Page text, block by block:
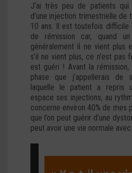
J’ai très peu de patients qui
d’une injection trimestrielle de
10 ans. Il est toutefois difficile
de rémission car, quand
généralement il ne vient plus
s’il ne vient plus, ce n’est pas
est guéri ! Avant la
phase que j’appellerais de
laquelle le patient a repris
espace ses injections, au
concerne environ 40% de mes
que l’on peut guérir d’une
peut avoir une vie normale